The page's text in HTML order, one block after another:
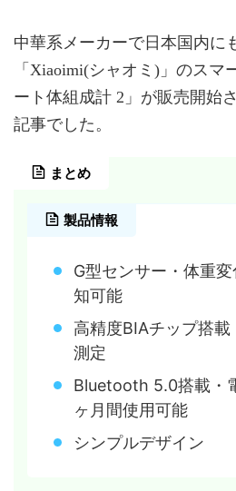
中華系メーカーで日本国内に
「Xiaoimi(シャオミ)」のスマ
ート体組成計 2」が販売開始
記事でした。
まとめ
製品情報
G型センサー・体重
知可能
高精度BIAチップ搭
測定
Bluetooth 5.0搭載・
ヶ月間使用可能
シンプルデザイン